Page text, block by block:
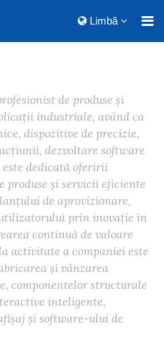
Limbă
de produse și
industriale, având ca
dispozitive de precizie,
dezvoltare software
este dedicată oferirii
și servicii eficiente
de aprovizionare,
prin inovație în
continuă de valoare
activitate a companiei este
și vânzarea
componentelor structurale
inteligente,
și software-ului de